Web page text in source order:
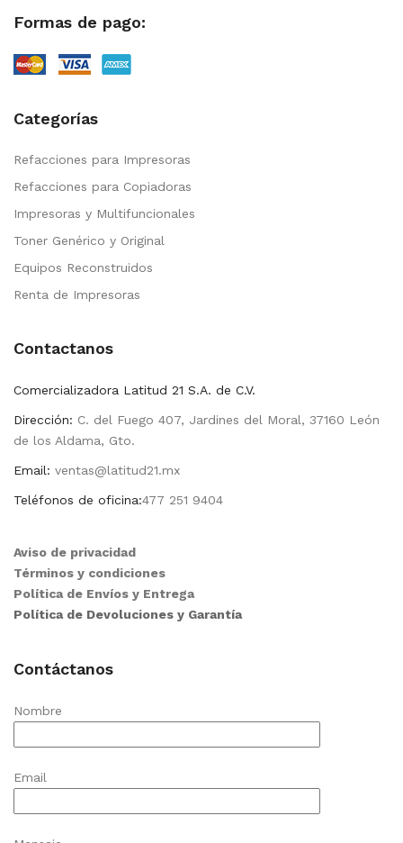
Formas de pago:
Categorías
Refacciones para Impresoras
Refacciones para Copiadoras
Impresoras y Multifuncionales
Toner Genérico y Original
Equipos Reconstruidos
Renta de Impresoras
Contactanos
Comercializadora Latitud 21 S.A. de C.V.
Dirección: C. del Fuego 407, Jardines del Moral, 37160 León
de los Aldama, Gto.
Email: ventas@latitud21.mx
Teléfonos de oficina:477 251 9404
Aviso de privacidad
Términos y condiciones
Política de Envíos y Entrega
Política de Devoluciones y Garantía
Contáctanos
Nombre
Email